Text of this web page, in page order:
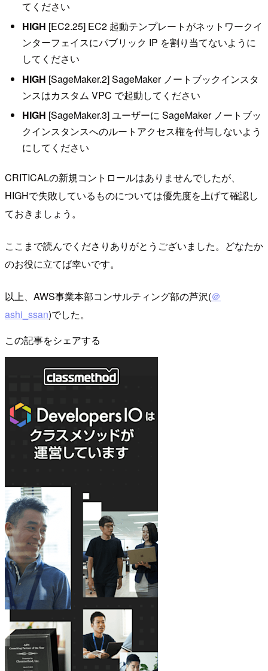
てください
HIGH [EC2.25] EC2 起動テンプレートがネットワークイ
ンターフェイスにパブリック IP を割り当てないように
してください
HIGH [SageMaker.2] SageMaker ノートブックインスタ
ンスはカスタム VPC で起動してください
HIGH [SageMaker.3] ユーザーに SageMaker ノートブッ
クインスタンスへのルートアクセス権を付与しないよう
にしてください
CRITICALの新規コントロールはありませんでしたが、
HIGHで失敗しているものについては優先度を上げて確認し
ておきましょう。
ここまで読んでくださりありがとうございました。どなたか
のお役に立てば幸いです。
以上、AWS事業本部コンサルティング部の芦沢(＠
ashi_ssan)でした。
この記事をシェアする